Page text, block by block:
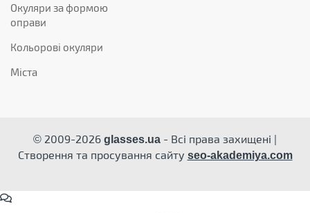
Окуляри за формою
оправи
Кольорові окуляри
Міста
© 2009-2026 glasses.ua - Всі права захищені |
Створення та просування сайту seo-akademiya.com